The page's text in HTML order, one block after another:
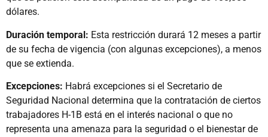
dólares.
Duración temporal: Esta restricción durará 12 meses a partir
de su fecha de vigencia (con algunas excepciones), a menos
que se extienda.
Excepciones: Habrá excepciones si el Secretario de
Seguridad Nacional determina que la contratación de ciertos
trabajadores H-1B está en el interés nacional o que no
representa una amenaza para la seguridad o el bienestar de